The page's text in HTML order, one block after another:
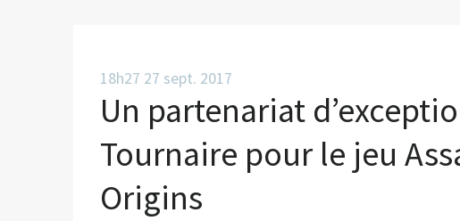
18h27 27 sept. 2017
Un partenariat
Tournaire pour le jeu
Origins